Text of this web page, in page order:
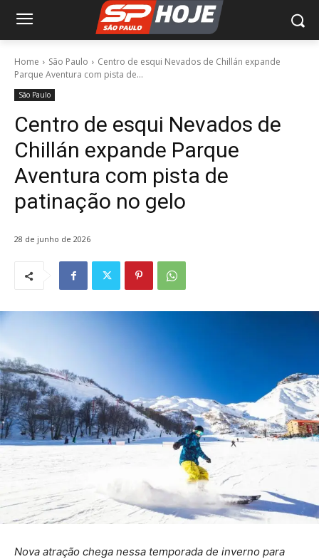
Home São Paulo
Centro de esqui Nevados de Chillán expande
Parque Aventura com pista de...
São Paulo
Centro de esqui Nevados de
Chillán expande Parque
Aventura com pista de
patinação no gelo
28 de junho de 2026
Nova atração chega nessa temporada de inverno para